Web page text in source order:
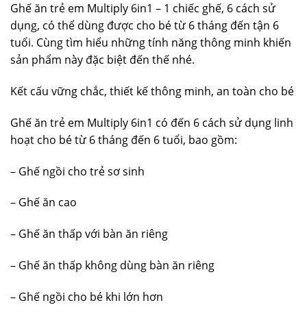
Ghế ăn trẻ em Multiply 6in1 – 1 chiếc ghế, 6 cách sử
dụng, có thể dùng được cho bé từ 6 tháng đến tận 6
tuổi. Cùng tìm hiểu những tính năng thông minh khiến
sản phẩm này đặc biệt đến thế nhé.
Kết cấu vững chắc, thiết kế thông minh, an toàn cho bé
Ghế ăn trẻ em Multiply 6in1 có đến 6 cách sử dụng linh
hoạt cho bé từ 6 tháng đến 6 tuổi, bao gồm:
– Ghế ngồi cho trẻ sơ sinh
– Ghế ăn cao
– Ghế ăn thấp với bàn ăn riêng
– Ghế ăn thấp không dùng bàn ăn riêng
– Ghế ngồi cho bé khi lớn hơn